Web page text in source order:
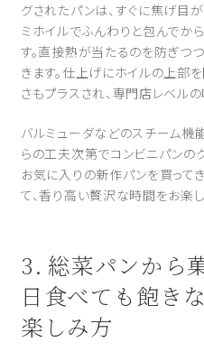
グされたパンは、すぐに焦げ目
ミホイルでふんわりと包んでか
す。直接熱が当たるのを防ぎつ
きます。仕上げにホイルの上部
さもプラスされ、専門店レベル
バルミューダなどのスチーム機
らの工夫次第でコンビニパンの
お気に入りの新作パンを買って
て、香り高い贅沢な時間をお楽し
3. 総菜パンから
日食べても飽き
楽しみ方